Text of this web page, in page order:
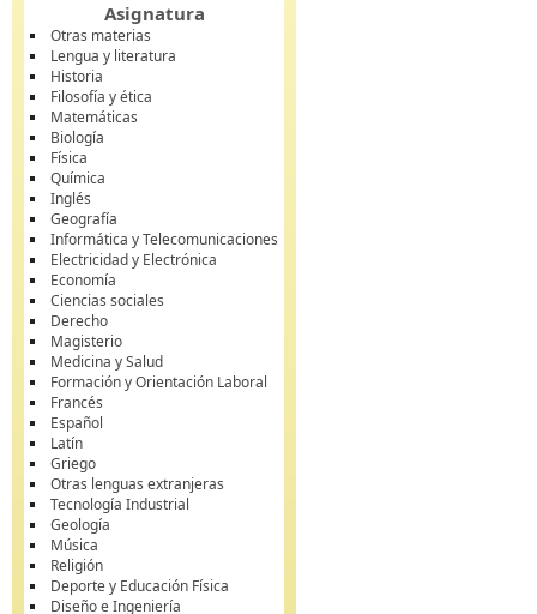
Asignatura
Otras materias
Lengua y literatura
Historia
Filosofía y ética
Matemáticas
Biología
Física
Química
Inglés
Geografía
Informática y Telecomunicaciones
Electricidad y Electrónica
Economía
Ciencias sociales
Derecho
Magisterio
Medicina y Salud
Formación y Orientación Laboral
Francés
Español
Latín
Griego
Otras lenguas extranjeras
Tecnología Industrial
Geología
Música
Religión
Deporte y Educación Física
Diseño e Ingeniería